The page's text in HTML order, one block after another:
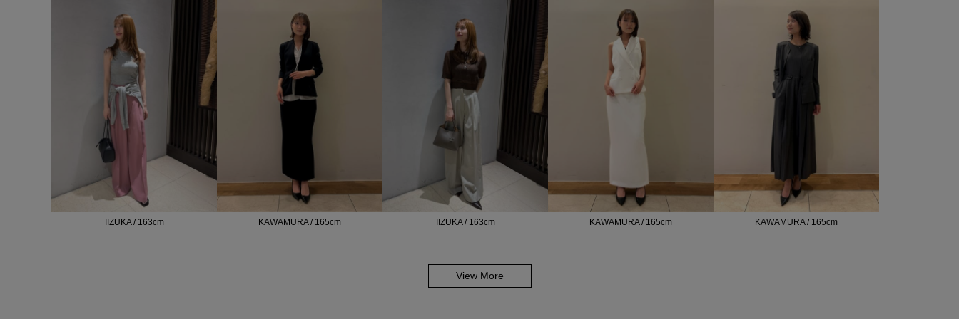
IIZUKA / 163cm KAWAMURA / 165cm IIZUKA / 163cm KAWAMURA / 165cm KAWAMURA / 165cm
View More